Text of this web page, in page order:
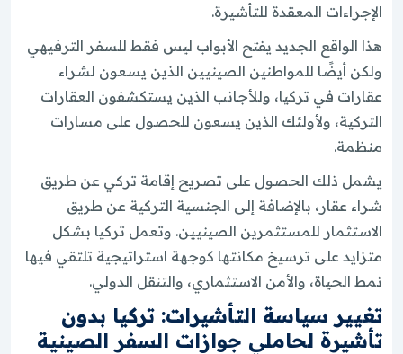
الإجراءات المعقدة للتأشيرة.
هذا الواقع الجديد يفتح الأبواب ليس فقط للسفر الترفيهي
ولكن أيضًا للمواطنين الصينيين الذين يسعون لشراء
عقارات في تركيا، وللأجانب الذين يستكشفون العقارات
التركية، ولأولئك الذين يسعون للحصول على مسارات
منظمة.
يشمل ذلك الحصول على تصريح إقامة تركي عن طريق
شراء عقار، بالإضافة إلى الجنسية التركية عن طريق
الاستثمار للمستثمرين الصينيين. وتعمل تركيا بشكل
متزايد على ترسيخ مكانتها كوجهة استراتيجية تلتقي فيها
نمط الحياة، والأمن الاستثماري، والتنقل الدولي.
تغيير سياسة التأشيرات: تركيا بدون
تأشيرة لحاملي جوازات السفر الصينية